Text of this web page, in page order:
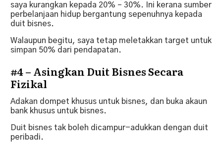
saya kurangkan kepada 20% – 30%. Ini kerana sumber
perbelanjaan hidup bergantung sepenuhnya kepada
duit bisnes.
Walaupun begitu, saya tetap meletakkan target untuk
simpan 50% dari pendapatan.
#4 – Asingkan Duit Bisnes Secara
Fizikal
Adakan dompet khusus untuk bisnes, dan buka akaun
bank khusus untuk bisnes.
Duit bisnes tak boleh dicampur-adukkan dengan duit
peribadi.